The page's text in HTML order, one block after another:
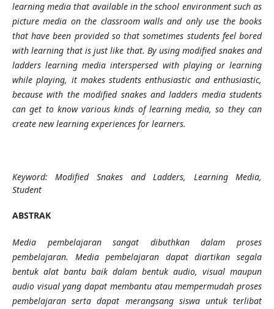
learning media that available in the school environment such as
picture media on the classroom walls and only use the books
that have been provided so that sometimes students feel bored
with learning that is just like that. By using modified snakes and
ladders learning media interspersed with playing or learning
while playing, it makes students enthusiastic and enthusiastic,
because with the modified snakes and ladders media students
can get to know various kinds of learning media, so they can
create new learning experiences for learners.
Keyword:
Modified Snakes and Ladders, Learning Media,
Student
ABSTRAK
Media pembelajaran sangat dibuthkan dalam proses
pembelajaran. Media pembelajaran dapat diartikan segala
bentuk alat bantu baik dalam bentuk audio, visual maupun
audio visual yang dapat membantu atau mempermudah proses
pembelajaran serta dapat merangsang siswa untuk terlibat